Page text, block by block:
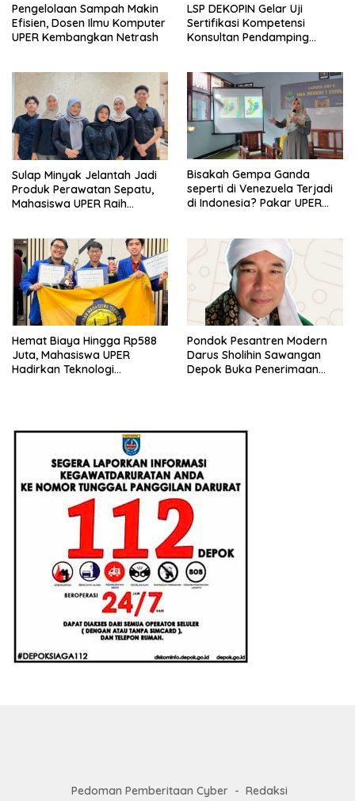
Pengelolaan Sampah Makin
Efisien, Dosen Ilmu Komputer
UPER Kembangkan Netrash
LSP DEKOPIN Gelar Uji
Sertifikasi Kompetensi
Konsultan Pendamping
Sulap Minyak Jelantah Jadi
Produk Perawatan Sepatu,
Mahasiswa UPER Raih
Bisakah Gempa Ganda
seperti di Venezuela Terjadi
di Indonesia? Pakar UPER
Hemat Biaya Hingga Rp588
Juta, Mahasiswa UPER
Hadirkan Teknologi
Pondok Pesantren Modern
Darus Sholihin Sawangan
Depok Buka Penerimaan
Pedoman Pemberitaan Cyber Redaksi